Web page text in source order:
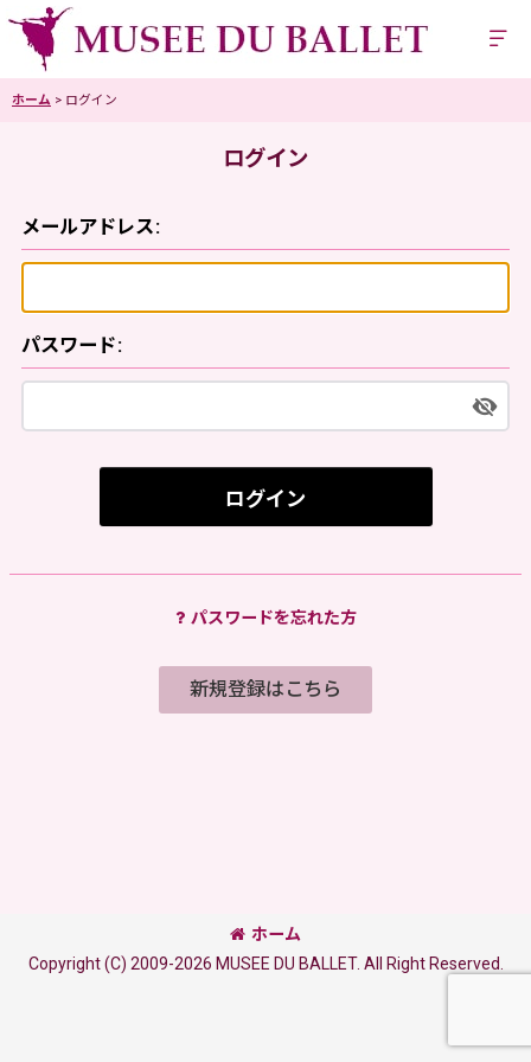
ホーム > ログイン
ログイン
メールアドレス:
パスワード:
ログイン
パスワードを忘れた方
新規登録はこちら
ホーム
Copyright (C) 2009-2026 MUSEE DU BALLET. All Right Reserved.